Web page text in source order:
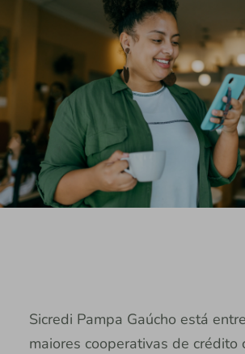
Sicredi Pampa Gaúcho está
maiores cooperativas de crédito